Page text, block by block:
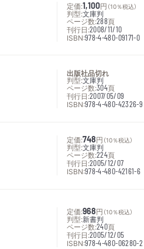
定価:1,100円 （10％税込）
判型:文庫判
ページ数:288頁
刊行日:2008/11/10
ISBN:978-4-480-09171-0
出版社品切れ
判型:文庫判
ページ数:304頁
刊行日:2007/05/09
ISBN:978-4-480-42326-9
定価:748円 （10％税込）
判型:文庫判
ページ数:224頁
刊行日:2005/12/07
ISBN:978-4-480-42161-6
定価:968円 （10％税込）
判型:新書判
ページ数:240頁
刊行日:2005/12/05
ISBN:978-4-480-06280-2